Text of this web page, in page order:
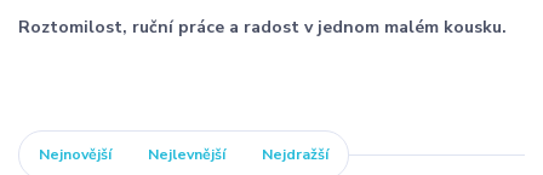
Roztomilost, ruční práce a radost v jednom malém kousku.
Nejnovější Nejlevnější Nejdražší